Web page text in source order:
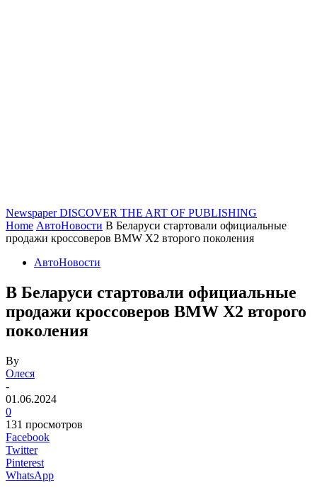
Newspaper DISCOVER THE ART OF PUBLISHING
Home АвтоНовости В Беларуси стартовали официальные
продажи кроссоверов BMW Х2 второго поколения
АвтоНовости
В Беларуси стартовали официальные
продажи кроссоверов BMW Х2 второго
поколения
By
Олеся
-
01.06.2024
0
131 просмотров
Facebook
Twitter
Pinterest
WhatsApp